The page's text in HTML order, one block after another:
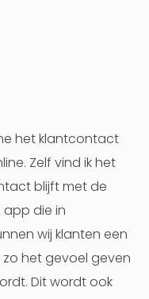
het klantcontact
Zelf vind ik het
blijft met de
app die in
wij klanten een
het gevoel geven
Dit wordt ook